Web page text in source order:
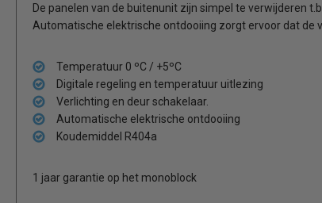
De panelen van de buitenunit zijn simpel te verwijderen
Automatische elektrische ontdooiing zorgt ervoor dat de
Temperatuur 0 ºC / +5ºC
Digitale regeling en temperatuur uitlezing
Verlichting en deur schakelaar.
Automatische elektrische ontdooiing
Koudemiddel R404a
1 jaar garantie op het monoblock